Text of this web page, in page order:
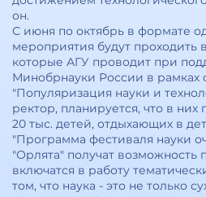
он.
С июня по октябрь в формате
мероприятия будут проходить
которые АГУ проводит при
Минобрнауки России в рамках
"Популяризация науки и
ректор, планируется, что в
20 тыс. детей, отдыхающих в
"Программа фестиваля науки
"Орлята" получат возможность
включатся в работу
том, что наука - это не только